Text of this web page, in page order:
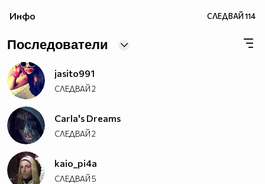
Инфо СЛЕДВАЙ114
Последователи
jasito991
СЛЕДВАЙ2
Carla's Dreams
СЛЕДВАЙ2
kaio_pi4a
СЛЕДВАЙ5